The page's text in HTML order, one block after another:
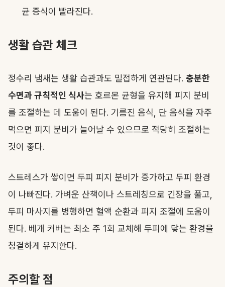
균 증식이 빨라진다.
생활 습관 체크
정수리 냄새는 생활 습관과도 밀접하게 연관된다. 충분한
수면과 규칙적인 식사는 호르몬 균형을 유지해 피지 분비
를 조절하는 데 도움이 된다. 기름진 음식, 단 음식을 자주
먹으면 피지 분비가 늘어날 수 있으므로 적당히 조절하는
것이 좋다.
스트레스가 쌓이면 두피 피지 분비가 증가하고 두피 환경
이 나빠진다. 가벼운 산책이나 스트레칭으로 긴장을 풀고,
두피 마사지를 병행하면 혈액 순환과 피지 조절에 도움이
된다. 베개 커버는 최소 주 1회 교체해 두피에 닿는 환경을
청결하게 유지한다.
주의할 점